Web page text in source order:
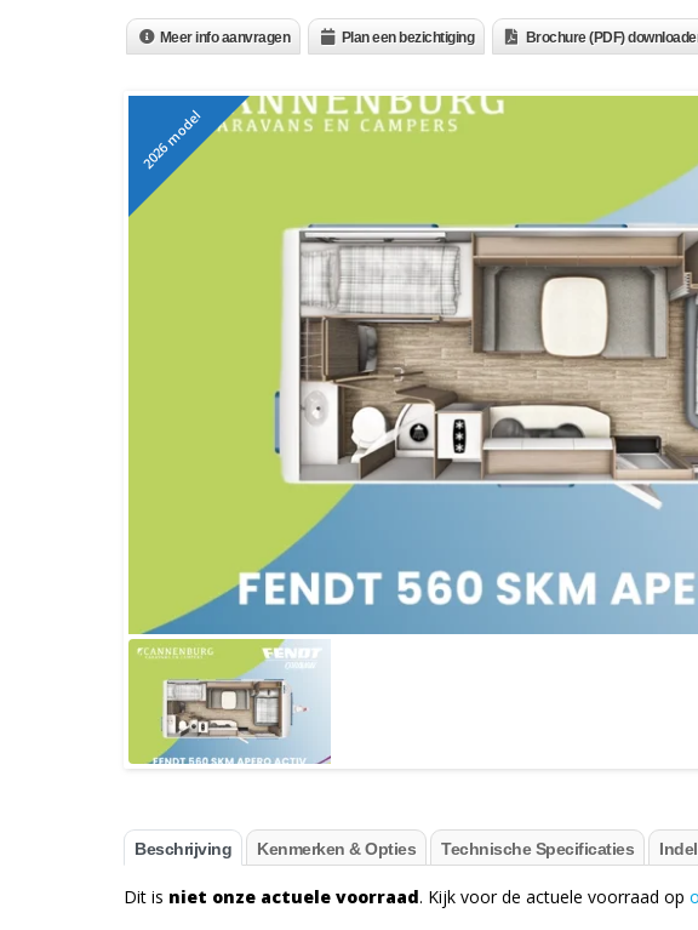
Meer info aanvragen Plan een bezichtiging Brochure (PDF)
2026 model
Beschrijving Kenmerken & Opties Technische Specificaties
Dit is niet onze actuele voorraad. Kijk voor de actuele voorraad op